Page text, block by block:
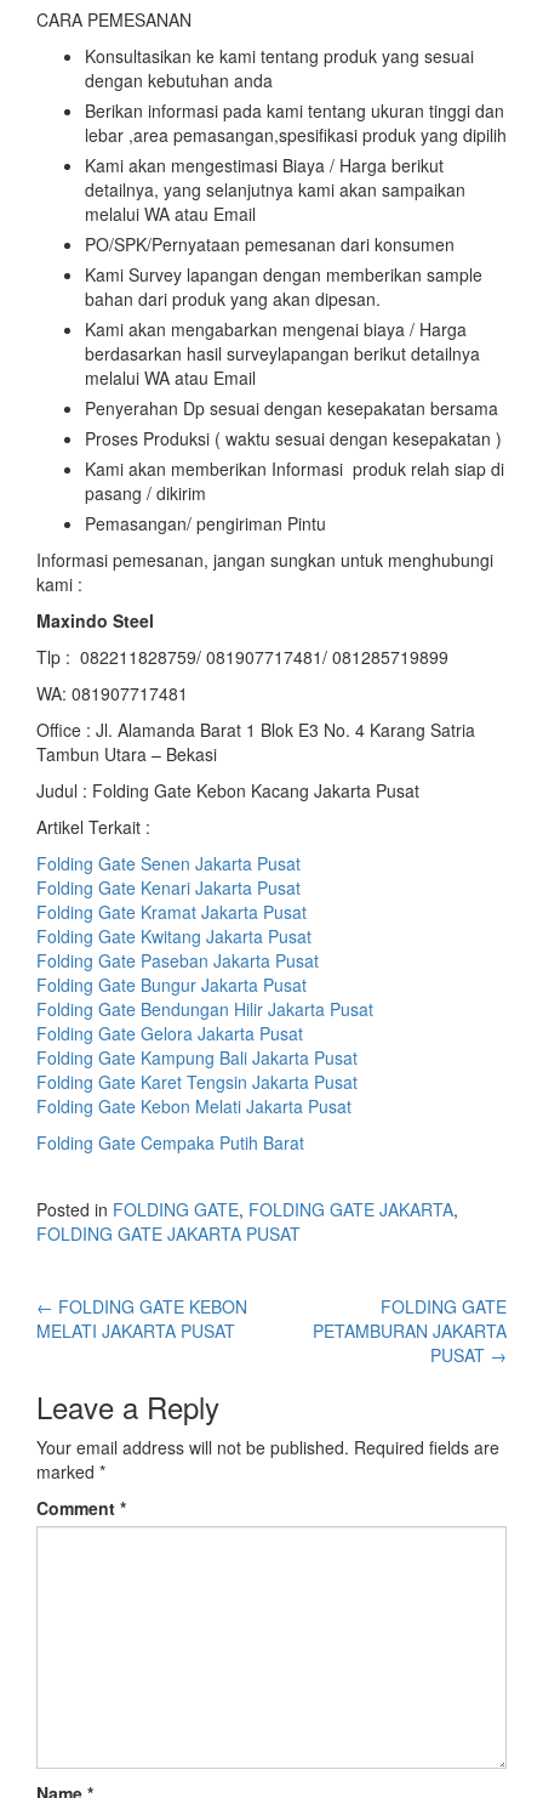
CARA PEMESANAN
Konsultasikan ke kami tentang produk yang sesuai
dengan kebutuhan anda
Berikan informasi pada kami tentang ukuran tinggi dan
lebar ,area pemasangan,spesifikasi produk yang dipilih
Kami akan mengestimasi Biaya / Harga berikut
detailnya, yang selanjutnya kami akan sampaikan
melalui WA atau Email
PO/SPK/Pernyataan pemesanan dari konsumen
Kami Survey lapangan dengan memberikan sample
bahan dari produk yang akan dipesan.
Kami akan mengabarkan mengenai biaya / Harga
berdasarkan hasil surveylapangan berikut detailnya
melalui WA atau Email
Penyerahan Dp sesuai dengan kesepakatan bersama
Proses Produksi ( waktu sesuai dengan kesepakatan )
Kami akan memberikan Informasi produk relah siap di
pasang / dikirim
Pemasangan/ pengiriman Pintu
Informasi pemesanan, jangan sungkan untuk menghubungi
kami :
Maxindo Steel
Tlp : 082211828759/ 081907717481/ 081285719899
WA: 081907717481
Office : Jl. Alamanda Barat 1 Blok E3 No. 4 Karang Satria
Tambun Utara – Bekasi
Judul : Folding Gate Kebon Kacang Jakarta Pusat
Artikel Terkait :
Folding Gate Senen Jakarta Pusat
Folding Gate Kenari Jakarta Pusat
Folding Gate Kramat Jakarta Pusat
Folding Gate Kwitang Jakarta Pusat
Folding Gate Paseban Jakarta Pusat
Folding Gate Bungur Jakarta Pusat
Folding Gate Bendungan Hilir Jakarta Pusat
Folding Gate Gelora Jakarta Pusat
Folding Gate Kampung Bali Jakarta Pusat
Folding Gate Karet Tengsin Jakarta Pusat
Folding Gate Kebon Melati Jakarta Pusat
Folding Gate Cempaka Putih Barat
Posted in FOLDING GATE, FOLDING GATE JAKARTA,
FOLDING GATE JAKARTA PUSAT
← FOLDING GATE KEBON
MELATI JAKARTA PUSAT
FOLDING GATE
PETAMBURAN JAKARTA
PUSAT →
Leave a Reply
Your email address will not be published. Required fields are
marked *
Comment *
Name *